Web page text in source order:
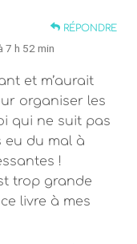
RÉPONDRE
7 h 52 min
et m’aurait
organiser les
qui ne suit pas
eu du mal à
!
trop grande
livre à mes